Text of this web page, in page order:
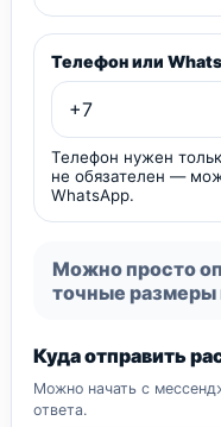
Телефон или
Телефон нужен
не обязателен —
WhatsApp.
Можно просто
точные размеры
Куда отправить
Можно начать с
ответа.